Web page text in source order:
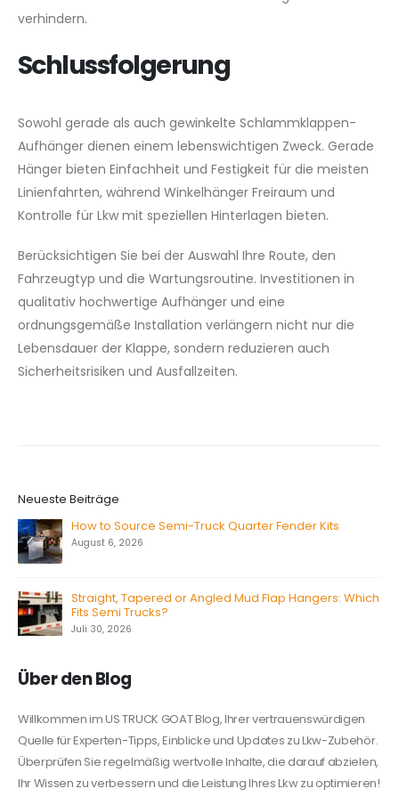
verhindern.
Schlussfolgerung
Sowohl gerade als auch gewinkelte Schlammklappen-
Aufhänger dienen einem lebenswichtigen Zweck. Gerade
Hänger bieten Einfachheit und Festigkeit für die meisten
Linienfahrten, während Winkelhänger Freiraum und
Kontrolle für Lkw mit speziellen Hinterlagen bieten.
Berücksichtigen Sie bei der Auswahl Ihre Route, den
Fahrzeugtyp und die Wartungsroutine. Investitionen in
qualitativ hochwertige Aufhänger und eine
ordnungsgemäße Installation verlängern nicht nur die
Lebensdauer der Klappe, sondern reduzieren auch
Sicherheitsrisiken und Ausfallzeiten.
Neueste Beiträge
How to Source Semi-Truck Quarter Fender Kits
August 6, 2026
Straight, Tapered or Angled Mud Flap Hangers: Which
Fits Semi Trucks?
Juli 30, 2026
Über den Blog
Willkommen im US TRUCK GOAT Blog, Ihrer vertrauenswürdigen
Quelle für Experten-Tipps, Einblicke und Updates zu Lkw-Zubehör.
Überprüfen Sie regelmäßig wertvolle Inhalte, die darauf abzielen,
Ihr Wissen zu verbessern und die Leistung Ihres Lkw zu optimieren!